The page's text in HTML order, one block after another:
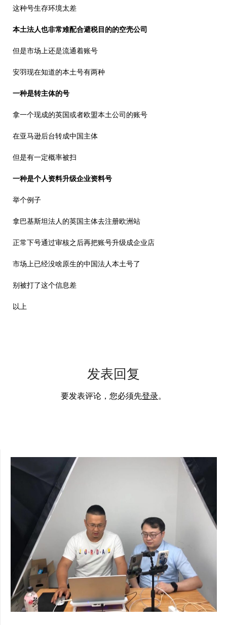
这种号生存环境太差
本土法人也非常难配合避税目的的空壳公司
但是市场上还是流通着账号
安羽现在知道的本土号有两种
一种是转主体的号
拿一个现成的英国或者欧盟本土公司的账号
在亚马逊后台转成中国主体
但是有一定概率被扫
一种是个人资料升级企业资料号
举个例子
拿巴基斯坦法人的英国主体去注册欧洲站
正常下号通过审核之后再把账号升级成企业店
市场上已经没啥原生的中国法人本土号了
别被打了这个信息差
以上
发表回复
要发表评论，您必须先登录。